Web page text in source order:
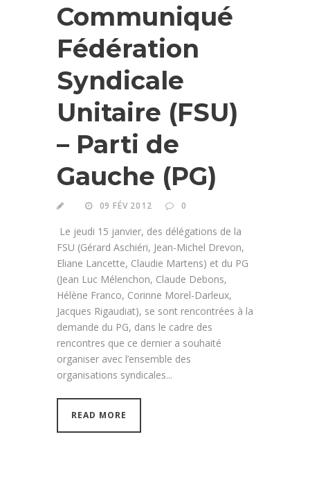
Communiqué
Fédération
Syndicale
Unitaire (FSU)
– Parti de
Gauche (PG)
09 FÉV 2012 0
Le jeudi 15 janvier, des délégations de la
FSU (Gérard Aschiéri, Jean-Michel Drevon,
Eliane Lancette, Claudie Martens) et du PG
(Jean Luc Mélenchon, Claude Debons,
Hélène Franco, Corinne Morel-Darleux,
Jacques Rigaudiat), se sont rencontrées à la
demande du PG, dans le cadre des
rencontres que ce dernier a souhaité
organiser avec l’ensemble des
organisations syndicales...
READ MORE